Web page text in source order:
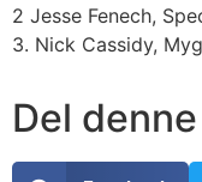
2 Jesse Fenech,
3. Nick Cassidy,
Del